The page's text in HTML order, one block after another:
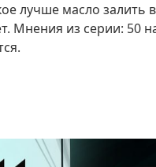
лучше масло
Мнения из серии: 50